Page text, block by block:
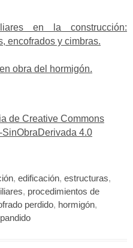
en la construcción:
encofrados y cimbras.
obra del hormigón.
de Creative Commons
4.0
, edificación, estructuras,
, procedimientos de
perdido, hormigón,